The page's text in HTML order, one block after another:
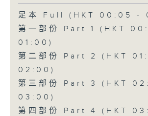
足本 Full (HKT 00:05 -
第一部份 Part 1 (HKT
01:00)
第二部份 Part 2 (HKT
02:00)
第三部份 Part 3 (HKT
03:00)
第四部份 Part 4 (HKT